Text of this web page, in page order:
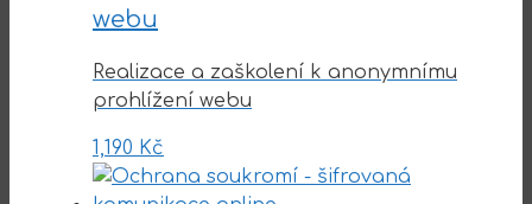
webu
Realizace a zaškolení k anonymnímu
prohlížení webu
1,190 Kč